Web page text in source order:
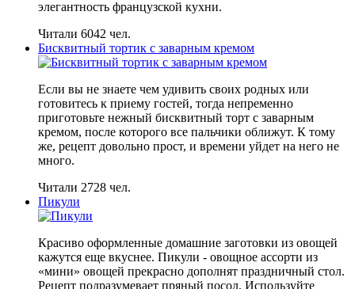
элегантность французской кухни.
Читали 6042 чел.
Бисквитный тортик с заварным кремом
Если вы не знаете чем удивить своих родных или
готовитесь к приему гостей, тогда непременно
приготовьте нежный бисквитный торт с заварным
кремом, после которого все пальчики оближут. К тому
же, рецепт довольно прост, и времени уйдет на него не
много.
Читали 2728 чел.
Пикули
Красиво оформленные домашние заготовки из овощей
кажутся еще вкуснее. Пикули - овощное ассорти из
«мини» овощей прекрасно дополнят праздничный стол.
Рецепт подразумевает пряный посол. Используйте